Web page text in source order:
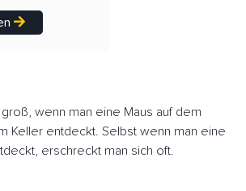
wenn man eine Maus auf dem
Keller entdeckt. Selbst wenn man eine
erschreckt man sich oft.